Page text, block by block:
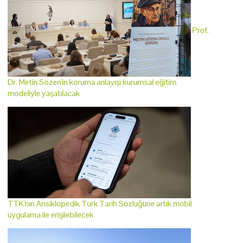
Prof.
Dr. Metin Sözen'in koruma anlayışı kurumsal eğitim
modeliyle yaşatılacak
TTK'nın Ansiklopedik Türk Tarih Sözlüğüne artık mobil
uygulama ile erişilebilecek